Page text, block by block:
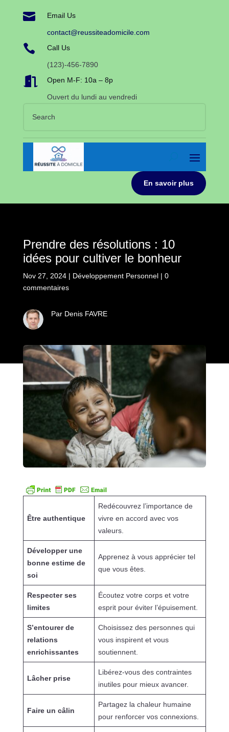
 Email Us
contact@reussiteadomicile.com
 Call Us
(123)-456-7890
 Open M-F: 10a – 8p
Ouvert du lundi au vendredi
En savoir plus
Prendre des résolutions : 10
idées pour cultiver le bonheur
Nov 27, 2024| Développement Personnel| 0
commentaires
Par Denis FAVRE
Être authentique
Redécouvrez l’importance de
vivre en accord avec vos
valeurs.
Développer une
bonne estime de
soi
Apprenez à vous apprécier tel
que vous êtes.
Respecter ses
limites
Écoutez votre corps et votre
esprit pour éviter l’épuisement.
S’entourer de
relations
enrichissantes
Choisissez des personnes qui
vous inspirent et vous
soutiennent.
Lâcher prise
Libérez-vous des contraintes
inutiles pour mieux avancer.
Faire un câlin
Partagez la chaleur humaine
pour renforcer vos connexions.